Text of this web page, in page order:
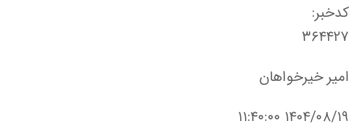
کدخبر:
۳۶۴۴۲۷
امیر خیرخواهان
۱۴۰۴/۰۸/۱۹ ۱۱:۴۰:۰۰